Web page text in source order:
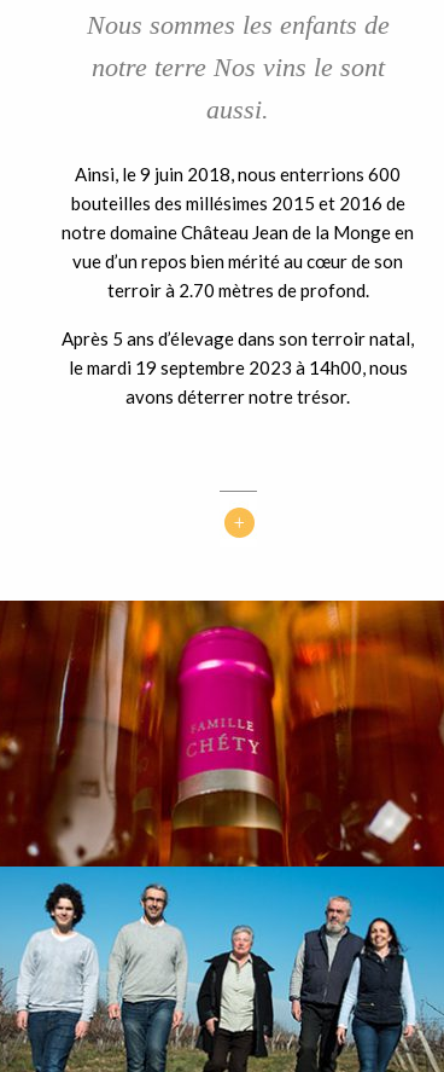
Nous sommes les enfants de
notre terre Nos vins le sont
aussi.
Ainsi, le 9 juin 2018, nous enterrions 600
bouteilles des millésimes 2015 et 2016 de
notre domaine Château Jean de la Monge en
vue d’un repos bien mérité au cœur de son
terroir à 2.70 mètres de profond.
Après 5 ans d’élevage dans son terroir natal,
le mardi 19 septembre 2023 à 14h00, nous
avons déterrer notre trésor.